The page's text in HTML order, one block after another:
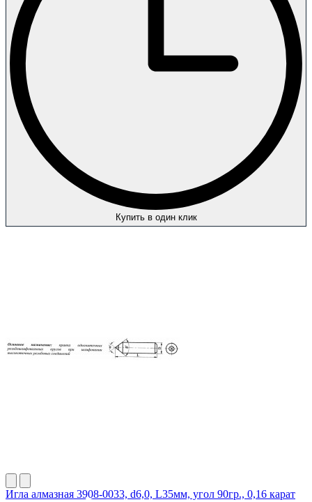
Купить в один клик
Игла алмазная 3908-0033, d6,0, L35мм, угол 90гр., 0,16 карат